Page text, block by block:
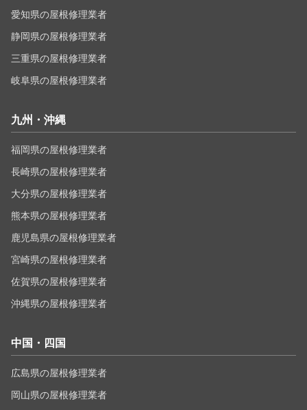
愛知県の屋根修理業者
静岡県の屋根修理業者
三重県の屋根修理業者
岐阜県の屋根修理業者
九州・沖縄
福岡県の屋根修理業者
長崎県の屋根修理業者
大分県の屋根修理業者
熊本県の屋根修理業者
鹿児島県の屋根修理業者
宮崎県の屋根修理業者
佐賀県の屋根修理業者
沖縄県の屋根修理業者
中国・四国
広島県の屋根修理業者
岡山県の屋根修理業者